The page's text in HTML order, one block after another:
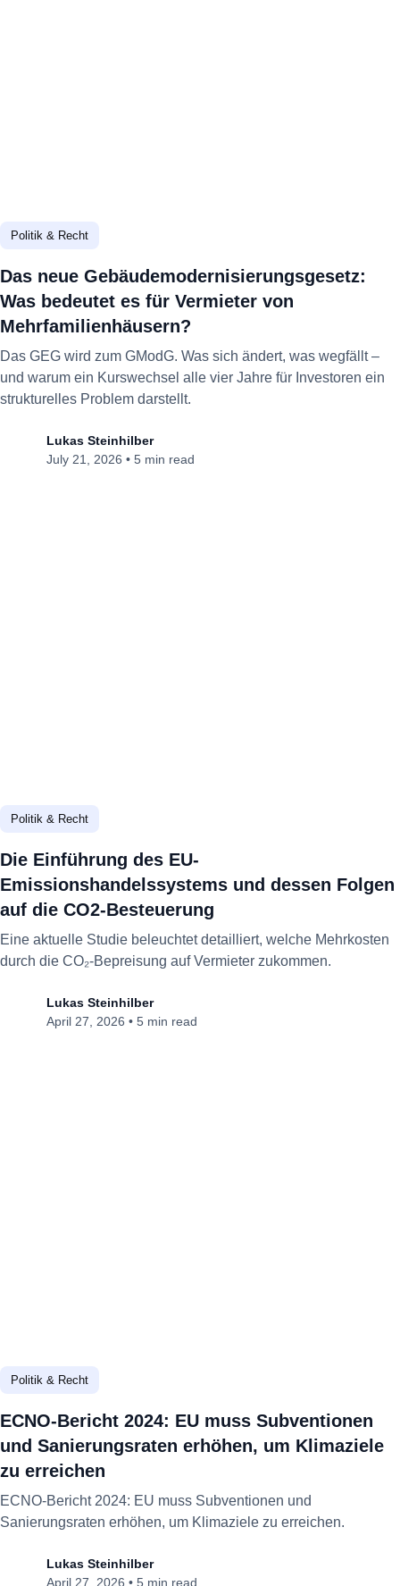
Politik & Recht
Das neue Gebäudemodernisierungsgesetz:
Was bedeutet es für Vermieter von
Mehrfamilienhäusern?
Das GEG wird zum GModG. Was sich ändert, was wegfällt –
und warum ein Kurswechsel alle vier Jahre für Investoren ein
strukturelles Problem darstellt.
Lukas Steinhilber
July 21, 2026 • 5 min read
Politik & Recht
Die Einführung des EU-
Emissionshandelssystems und dessen Folgen
auf die CO2-Besteuerung
Eine aktuelle Studie beleuchtet detailliert, welche Mehrkosten
durch die CO₂-Bepreisung auf Vermieter zukommen.
Lukas Steinhilber
April 27, 2026 • 5 min read
Politik & Recht
ECNO-Bericht 2024: EU muss Subventionen
und Sanierungsraten erhöhen, um Klimaziele
zu erreichen
ECNO-Bericht 2024: EU muss Subventionen und
Sanierungsraten erhöhen, um Klimaziele zu erreichen.
Lukas Steinhilber
April 27, 2026 • 5 min read